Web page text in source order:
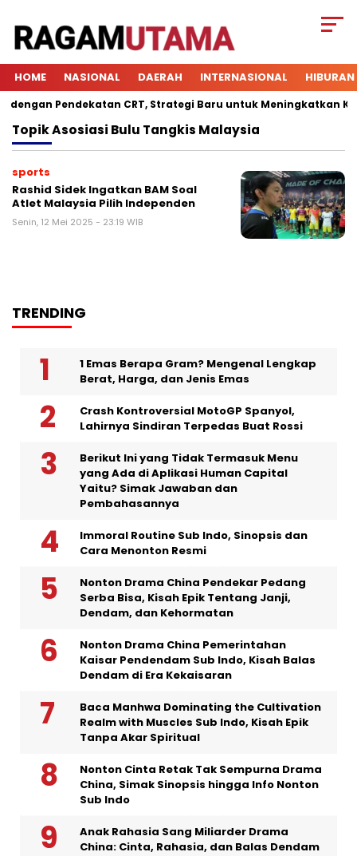
HOME NASIONAL DAERAH INTERNASIONAL HIBURAN
Pendekatan CRT, Strategi Baru untuk Meningkatkan
TopikAsosiasi Bulu Tangkis Malaysia
sports
Rashid Sidek Ingatkan BAM Soal
Atlet Malaysia Pilih Independen
Senin, 12 Mei 2025 - 23:19 WIB
TRENDING
1 Emas Berapa Gram? Mengenal Lengkap
Berat, Harga, dan Jenis Emas
Crash Kontroversial MotoGP Spanyol,
Lahirnya Sindiran Terpedas Buat Rossi
Berikut Ini yang Tidak Termasuk Menu
yang Ada di Aplikasi Human Capital
Yaitu? Simak Jawaban dan
Pembahasannya
Immoral Routine Sub Indo, Sinopsis dan
Cara Menonton Resmi
Nonton Drama China Pendekar Pedang
Serba Bisa, Kisah Epik Tentang Janji,
Dendam, dan Kehormatan
Nonton Drama China Pemerintahan
Kaisar Pendendam Sub Indo, Kisah Balas
Dendam di Era Kekaisaran
Baca Manhwa Dominating the Cultivation
Realm with Muscles Sub Indo, Kisah Epik
Tanpa Akar Spiritual
Nonton Cinta Retak Tak Sempurna Drama
China, Simak Sinopsis hingga Info Nonton
Sub Indo
Anak Rahasia Sang Miliarder Drama
China: Cinta, Rahasia, dan Balas Dendam